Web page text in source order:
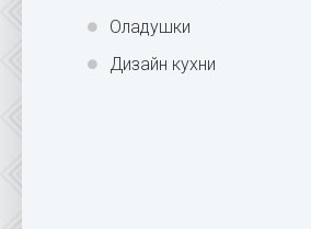
Оладушки
Дизайн кухни